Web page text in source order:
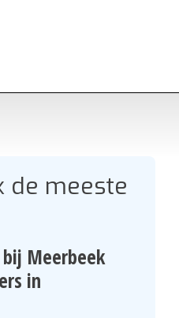
de meeste
Meerbeek
in